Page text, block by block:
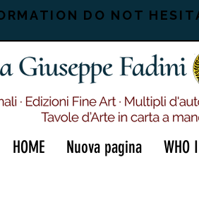
DO NOT
HOME Nuova pagina WHO